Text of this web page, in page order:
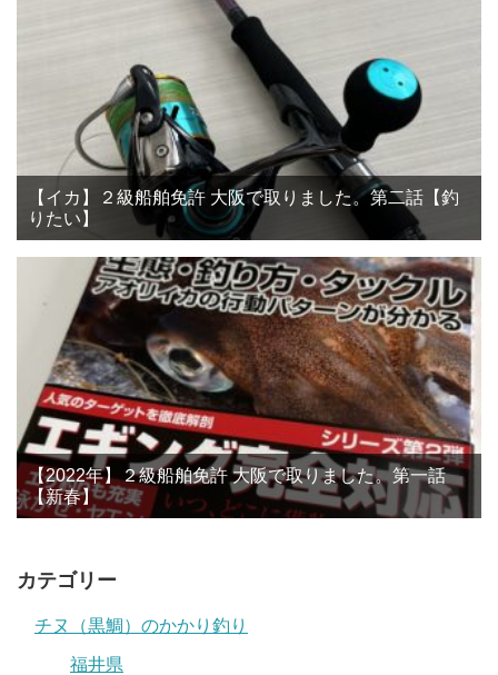
【イカ】２級船舶免許 大阪で取りました。第二話【釣
りたい】
【2022年】２級船舶免許 大阪で取りました。第一話
【新春】
カテゴリー
チヌ（黒鯛）のかかり釣り
福井県